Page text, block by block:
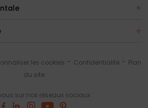
sur nos réseaux sociaux :
les cookies Confidentialité
Plan
du site